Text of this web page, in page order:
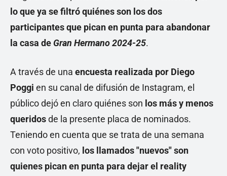
lo queya se filtró quiénes son los dos
participantes que pican en punta para abandonar
la casa de Gran Hermano 2024-25.
A través de una encuesta realizada por Diego
Poggi en su canal de difusión de Instagram, el
público dejó en claro quiénes son los más y menos
queridosde la presente placa de nominados.
Teniendo en cuenta que se trata de una semana
con voto positivo, los llamados "nuevos" son
quienes pican en punta para dejar el reality